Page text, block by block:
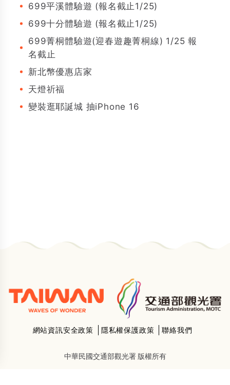
699平溪體驗遊 (報名截止1/25)
699十分體驗遊 (報名截止1/25)
699菁桐體驗遊(迎春遊趣菁桐線) 1/25 報
名截止
新北幣優惠店家
天燈祈福
變裝逛耶誕城 抽iPhone 16
網站資訊安全政策 隱私權保護政策 聯絡我們
中華民國交通部觀光署 版權所有